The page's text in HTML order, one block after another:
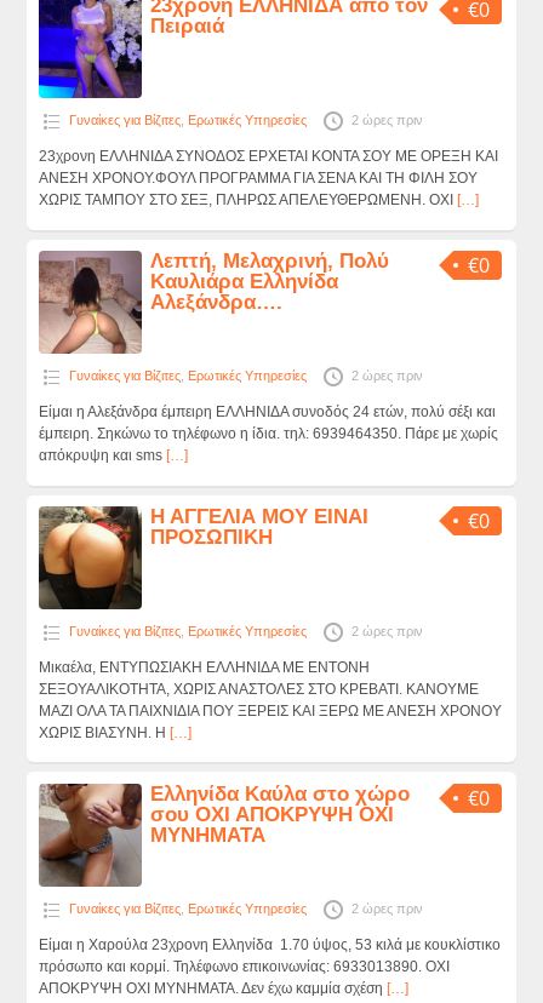
€0
23χρονη ΕΛΛΗΝΙΔΑ από τον
Πειραιά
Γυναίκες για Βίζιτες, Ερωτικές Υπηρεσίες 2 ώρες πριν
23χρονη ΕΛΛΗΝΙΔΑ ΣΥΝΟΔΟΣ ΕΡΧΕΤΑΙ ΚΟΝΤΑ ΣΟΥ ΜΕ ΟΡΕΞΗ ΚΑΙ
ΑΝΕΣΗ ΧΡΟΝΟΥ.ΦΟΥΛ ΠΡΟΓΡΑΜΜΑ ΓΙΑ ΣΕΝΑ ΚΑΙ ΤΗ ΦΙΛΗ ΣΟΥ
ΧΩΡΙΣ ΤΑΜΠΟΥ ΣΤΟ ΣΕΞ, ΠΛΗΡΩΣ ΑΠΕΛΕΥΘΕΡΩΜΕΝΗ. ΟΧΙ […]
€0
Λεπτή, Μελαχρινή, Πολύ
Καυλιάρα Ελληνίδα
Αλεξάνδρα….
Γυναίκες για Βίζιτες, Ερωτικές Υπηρεσίες 2 ώρες πριν
Είμαι η Αλεξάνδρα έμπειρη ΕΛΛΗΝΙΔΑ συνοδός 24 ετών, πολύ σέξι και
έμπειρη. Σηκώνω το τηλέφωνο η ίδια. τηλ: 6939464350. Πάρε με χωρίς
απόκρυψη και sms […]
€0
Η ΑΓΓΕΛΙΑ ΜΟΥ ΕΙΝΑΙ
ΠΡΟΣΩΠΙΚΗ
Γυναίκες για Βίζιτες, Ερωτικές Υπηρεσίες 2 ώρες πριν
Μικαέλα, ΕΝΤΥΠΩΣΙΑΚΗ ΕΛΛΗΝΙΔΑ ΜΕ ΕΝΤΟΝΗ
ΣΕΞΟΥΑΛΙΚΟΤΗΤΑ, ΧΩΡΙΣ ΑΝΑΣΤΟΛΕΣ ΣΤΟ ΚΡΕΒΑΤΙ. ΚΑΝΟΥΜΕ
ΜΑΖΙ ΟΛΑ ΤΑ ΠΑΙΧΝΙΔΙΑ ΠΟΥ ΞΕΡΕΙΣ ΚΑΙ ΞΕΡΩ ΜΕ ΑΝΕΣΗ ΧΡΟΝΟΥ
ΧΩΡΙΣ ΒΙΑΣΥΝΗ. Η […]
€0
Ελληνίδα Καύλα στο χώρο
σου ΟΧΙ ΑΠΟΚΡΥΨΗ ΟΧΙ
ΜΥΝΗΜΑΤΑ
Γυναίκες για Βίζιτες, Ερωτικές Υπηρεσίες 2 ώρες πριν
Είμαι η Χαρούλα 23χρονη Ελληνίδα 1.70 ύψος, 53 κιλά με κουκλίστικο
πρόσωπο και κορμί. Τηλέφωνο επικοινωνίας: 6933013890. ΟΧΙ
ΑΠΟΚΡΥΨΗ ΟΧΙ ΜΥΝΗΜΑΤΑ. Δεν έχω καμμία σχέση […]